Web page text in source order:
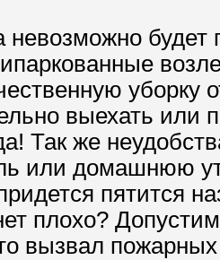
невозможно
уборку
выехать или
Так же
или домашнюю
пятится
плохо?
вызвал